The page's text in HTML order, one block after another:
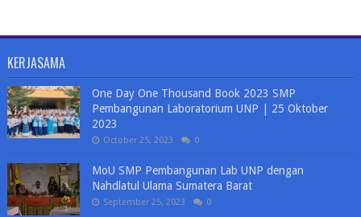
KERJASAMA
One Day One Thousand Book 2023 SMP
Pembangunan Laboratorium UNP | 25 Oktober
2023
October 25, 2023 0
MoU SMP Pembangunan Lab UNP dengan
Nahdlatul Ulama Sumatera Barat
September 25, 2023 0